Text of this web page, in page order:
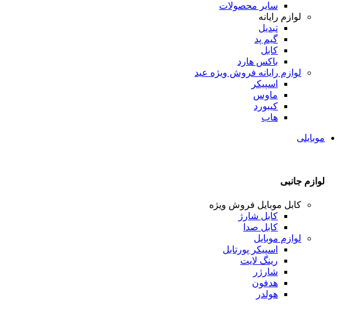
سایر محصولات
لوازم رایانه
تبدیل
گیم پد
کابل
باکس هارد
لوازم رایانه فروش ویژه عید
اسپیکر
ماوس
کیبورد
هاب
موبایلی
لوازم جانبی
کابل موبایل فروش ویژه
کابل شارژ
کابل صدا
لوازم موبایل
اسپیکر پورتابل
رینگ لایت
شارژر
هدفون
هولدر